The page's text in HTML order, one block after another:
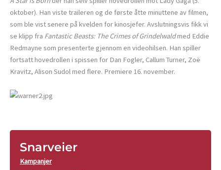
oktober). Han viste traileren og de første åtte minuttene av filmen,
som ble vist senere på kvelden for kinosjefer. Avslutningsvis fikk vi
se klipp fra Fantastic Beasts: The Crimes of Grindelwaldmed Eddie
Redmayne som presenterte gjennom en videohilsen. Han spiller
fortsatt hovedrollen i spissen for Dan Fogler, Callum Turner, Zoë
Kravitz, Alison Sudol med flere. Premiere 16. november.
Snarveier
Kampanjer